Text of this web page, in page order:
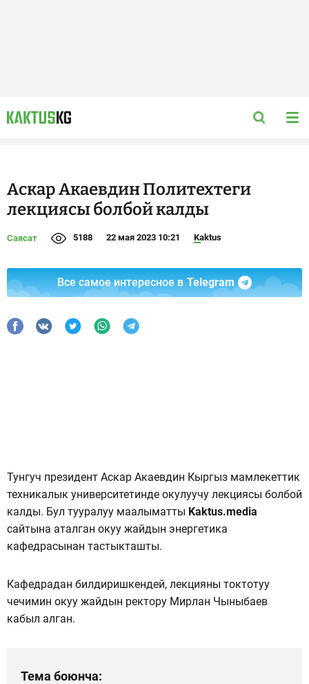
Аскар Акаевдин Политехтеги
лекциясы болбой калды
Саясат 5188 22 мая 2023 10:21 Kaktus
Все самое интересное в Telegram
Тунгуч президент Аскар Акаевдин Кыргыз мамлекеттик
техникалык университетинде окулуучу лекциясы болбой
калды. Бул тууралуу маалыматты Kaktus.media
сайтына аталган окуу жайдын энергетика
кафедрасынан тастыкташты.
Кафедрадан билдиришкендей, лекцияны токтотуу
чечимин окуу жайдын ректору Мирлан Чыныбаев
кабыл алган.
Тема боюнча: